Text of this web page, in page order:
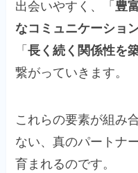
出会いやすく、「豊
なコミュニケーショ
「長く続く関係性を
繋がっていきます。
これらの要素が組み
ない、真のパートナ
育まれるのです。